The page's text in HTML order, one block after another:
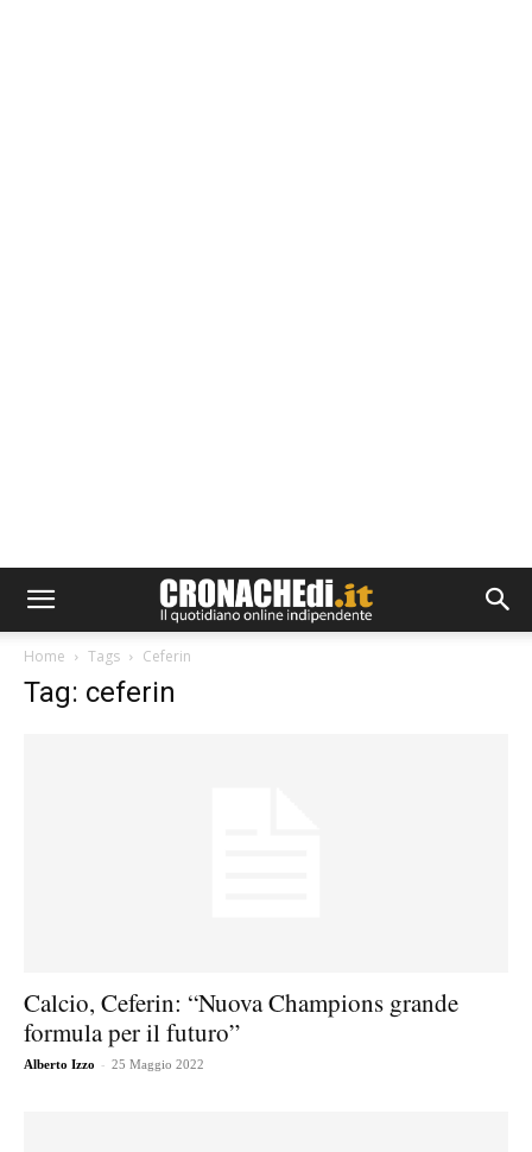
Home Tags Ceferin
Tag: ceferin
Calcio, Ceferin: “Nuova Champions grande
formula per il futuro”
Alberto Izzo - 25 Maggio 2022